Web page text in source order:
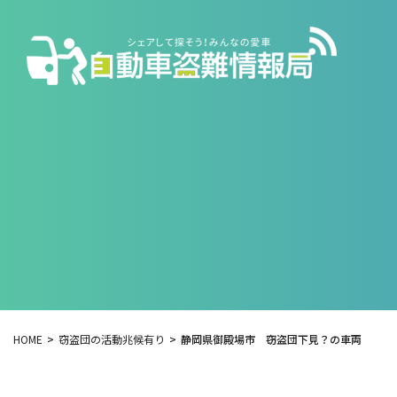
HOME 窃盗団の活動兆候有り 静岡県御殿場市 窃盗団下見？の車両